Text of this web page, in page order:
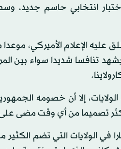
انتخابي حاسم جديد، وسط
عليه الإعلام الأميركي،
تنافسا شديدا سواء بين
إلا أن خصومه
تصميما من أي وقت مضى
في الولايات التي تضم